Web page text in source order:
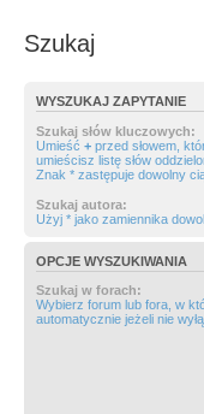
Szukaj
WYSZUKAJ ZAPYTANIE
Szukaj słów kluczowych:
Umieść + przed słowem,
umieścisz listę słów
Znak * zastępuje dowolny
Szukaj autora:
Użyj * jako zamiennika
OPCJE WYSZUKIWANIA
Szukaj w forach:
Wybierz forum lub fora, w
automatycznie jeżeli nie